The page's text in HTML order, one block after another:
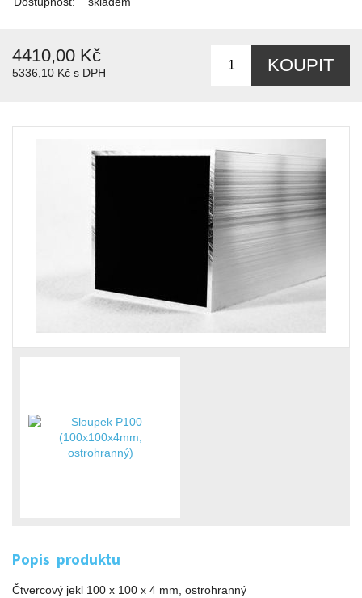
4410,00 Kč
5336,10 Kč s DPH
Popis produktu
Čtvercový jekl 100 x 100 x 4 mm, ostrohranný